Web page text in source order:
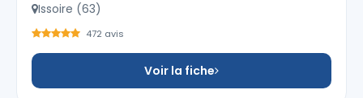
Issoire (63)
472 avis
Voir la fiche